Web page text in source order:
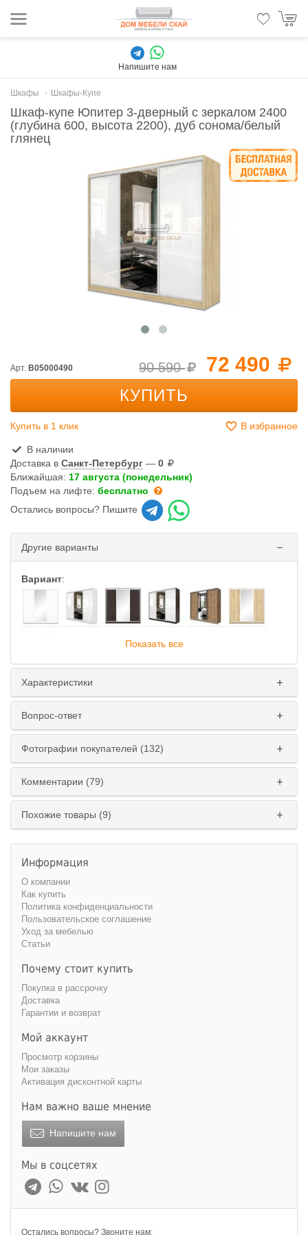
Напишите нам
Шкафы Шкафы-Купе
Шкаф-купе Юпитер 3-дверный с зеркалом 2400
(глубина 600, высота 2200), дуб сонома/белый
глянец
72 490
90 590
Арт. B05000490
КУПИТЬ
Купить в 1 клик В избранное
В наличии
Доставка в Санкт-Петербург — 0
Ближайшая: 17 августа (понедельник)
Подъем на лифте: бесплатно
Остались вопросы? Пишите
Другие варианты
Вариант:
Глубина:
45 см
Ширина:
240 см 250 см 260 см 270 см
Высота:
Показать все
Характеристики
Вопрос-ответ
Фотографии покупателей (132)
Комментарии (79)
Похожие товары (9)
Информация
О компании
Как купить
Политика конфиденциальности
Пользовательское соглашение
Уход за мебелью
Статьи
Почему стоит купить
Покупка в рассрочку
Доставка
Гарантии и возврат
Мой аккаунт
Просмотр корзины
Мои заказы
Активация дисконтной карты
Нам важно ваше мнение
Напишите нам
Мы в соцсетях
Остались вопросы? Звоните нам: